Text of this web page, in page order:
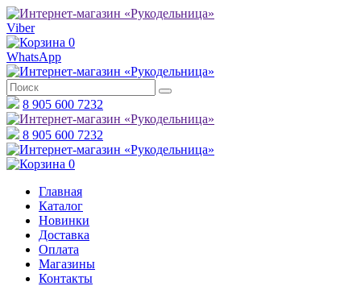
Viber
0
WhatsApp
8 905 600 7232
8 905 600 7232
0
Главная
Каталог
Новинки
Доставка
Оплата
Магазины
Контакты